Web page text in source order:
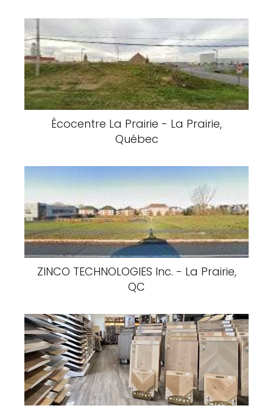
Écocentre La Prairie - La Prairie,
Québec
ZINCO TECHNOLOGIES Inc. - La Prairie,
QC